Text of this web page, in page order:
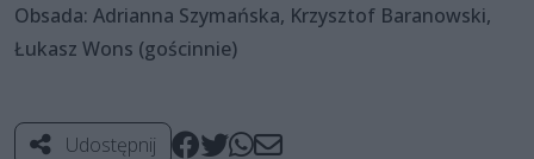
Obsada: Adrianna Szymańska, Krzysztof Baranowski,
Łukasz Wons (gościnnie)
Udostępnij